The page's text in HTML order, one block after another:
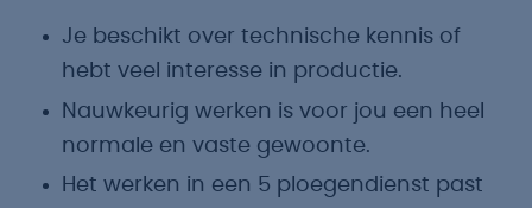
Je beschikt over technische kennis of
hebt veel interesse in productie.
Nauwkeurig werken is voor jou een heel
normale en vaste gewoonte.
Het werken in een 5 ploegendienst past